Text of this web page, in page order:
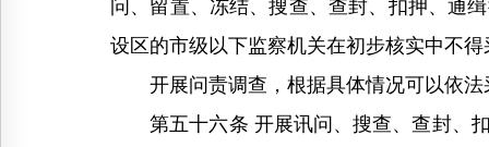
问、留置、冻结、搜查、查封、扣押、通
设区的市级以下监察机关在初步核实中不
开展问责调查，根据具体情况可以依法
第五十六条 开展讯问、搜查、查封、扣